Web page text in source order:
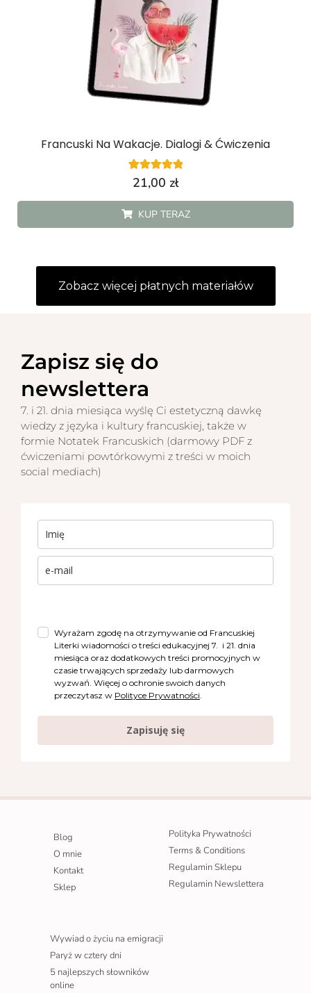
Francuski Na Wakacje. Dialogi & Ćwiczenia
Oceniony
5.00
oceny klienta
21,00 zł
KUP TERAZ
Zobacz więcej płatnych materiałów
Zapisz się do
newslettera
7. i 21. dnia miesiąca wyślę Ci estetyczną dawkę
wiedzy z języka i kultury francuskiej, także w
formie Notatek Francuskich (darmowy PDF z
ćwiczeniami powtórkowymi z treści w moich
social mediach)
Wyrażam zgodę na otrzymywanie od Francuskiej
Literki wiadomości o treści edukacyjnej 7. i 21. dnia
miesiąca oraz dodatkowych treści promocyjnych w
czasie trwających sprzedaży lub darmowych
wyzwań. Więcej o ochronie swoich danych
przeczytasz w Polityce Prywatności.
Zapisuję się
Blog
O mnie
Kontakt
Sklep
Polityka Prywatności
Terms & Conditions
Regulamin Sklepu
Regulamin Newslettera
Wywiad o życiu na emigracji
Paryż w cztery dni
5 najlepszych słowników
online